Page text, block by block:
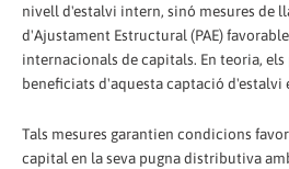
nivell d'estalvi intern, sinó mesures de
d'Ajustament Estructural (PAE)
internacionals de capitals. En teoria, els
beneficiats d'aquesta captació d'estalvi
Tals mesures garantien condicions
capital en la seva pugna distributiva